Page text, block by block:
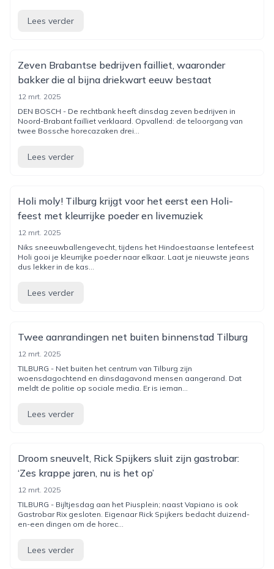
Lees verder
Zeven Brabantse bedrijven failliet, waaronder
bakker die al bijna driekwart eeuw bestaat
12 mrt. 2025
DEN BOSCH - De rechtbank heeft dinsdag zeven bedrijven in
Noord-Brabant failliet verklaard. Opvallend: de teloorgang van
twee Bossche horecazaken drei...
Lees verder
Holi moly! Tilburg krijgt voor het eerst een Holi-
feest met kleurrijke poeder en livemuziek
12 mrt. 2025
Niks sneeuwballengevecht, tijdens het Hindoestaanse lentefeest
Holi gooi je kleurrijke poeder naar elkaar. Laat je nieuwste jeans
dus lekker in de kas...
Lees verder
Twee aanrandingen net buiten binnenstad Tilburg
12 mrt. 2025
TILBURG - Net buiten het centrum van Tilburg zijn
woensdagochtend en dinsdagavond mensen aangerand. Dat
meldt de politie op sociale media. Er is ieman...
Lees verder
Droom sneuvelt, Rick Spijkers sluit zijn gastrobar:
‘Zes krappe jaren, nu is het op’
12 mrt. 2025
TILBURG - Bijltjesdag aan het Piusplein; naast Vapiano is ook
Gastrobar Rix gesloten. Eigenaar Rick Spijkers bedacht duizend-
en-een dingen om de horec...
Lees verder